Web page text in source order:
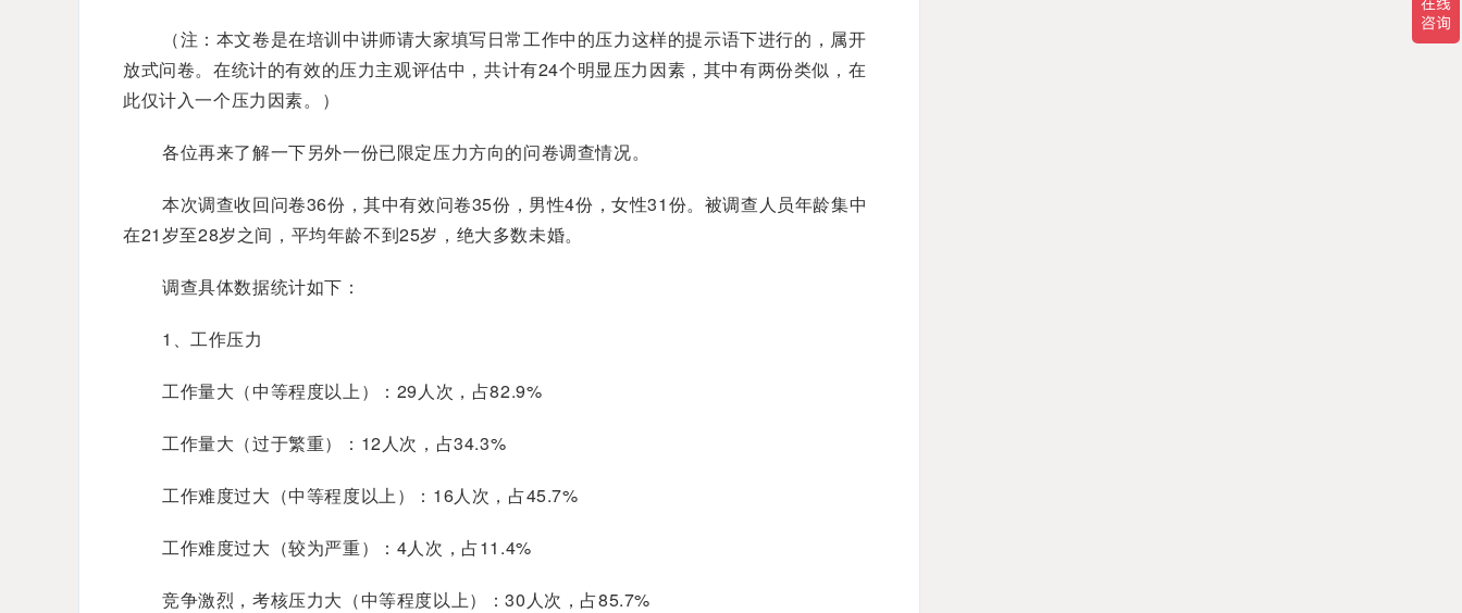
（注：本文卷是在培训中讲师请大家填写日常工作中的压力这样的提示语下进行的，属开
放式问卷。在统计的有效的压力主观评估中，共计有24个明显压力因素，其中有两份类似，在
此仅计入一个压力因素。）
各位再来了解一下另外一份已限定压力方向的问卷调查情况。
本次调查收回问卷36份，其中有效问卷35份，男性4份，女性31份。被调查人员年龄集中
在21岁至28岁之间，平均年龄不到25岁，绝大多数未婚。
调查具体数据统计如下：
1、工作压力
工作量大（中等程度以上）：29人次，占82.9%
工作量大（过于繁重）：12人次，占34.3%
工作难度过大（中等程度以上）：16人次，占45.7%
工作难度过大（较为严重）：4人次，占11.4%
竞争激烈，考核压力大（中等程度以上）：30人次，占85.7%